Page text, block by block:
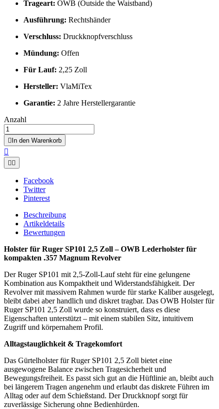
Trageart: OWB (Outside the Waistband)
Ausführung: Rechtshänder
Verschluss: Druckknopfverschluss
Mündung: Offen
Für Lauf: 2,25 Zoll
Hersteller: VlaMiTex
Garantie: 2 Jahre Herstellergarantie
Anzahl
In den Warenkorb


Facebook
Twitter
Pinterest
Beschreibung
Artikeldetails
Bewertungen
Holster für Ruger SP101 2,5 Zoll – OWB Lederholster für
kompakten .357 Magnum Revolver
Der Ruger SP101 mit 2,5-Zoll-Lauf steht für eine gelungene
Kombination aus Kompaktheit und Widerstandsfähigkeit. Der
Revolver mit massivem Rahmen wurde für starke Kaliber ausgelegt,
bleibt dabei aber handlich und diskret tragbar. Das OWB Holster für
Ruger SP101 2,5 Zoll wurde so konstruiert, dass es diese
Eigenschaften unterstützt – mit einem stabilen Sitz, intuitivem
Zugriff und körpernahem Profil.
Alltagstauglichkeit & Tragekomfort
Das Gürtelholster für Ruger SP101 2,5 Zoll bietet eine
ausgewogene Balance zwischen Tragesicherheit und
Bewegungsfreiheit. Es passt sich gut an die Hüftlinie an, bleibt auch
bei längerem Tragen angenehm und erlaubt das diskrete Führen im
Alltag oder auf dem Schießstand. Der Druckknopf sorgt für
zuverlässige Sicherung ohne Bedienhürden.